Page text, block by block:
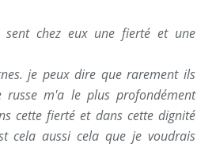
chez eux une fierté et une
je peux dire que rarement ils
m'a le plus profondément
cette fierté et dans cette dignité
cela aussi cela que je voudrais